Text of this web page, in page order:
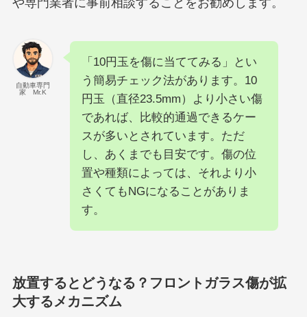
や専門業者に事前相談することをお勧めします。
自動車専門
家 Mr.K
「10円玉を傷に当ててみる」とい
う簡易チェック法があります。10
円玉（直径23.5mm）より小さい傷
であれば、比較的通過できるケー
スが多いとされています。ただ
し、あくまでも目安です。傷の位
置や種類によっては、それより小
さくてもNGになることがありま
す。
放置するとどうなる？フロントガラス傷が拡
大するメカニズム